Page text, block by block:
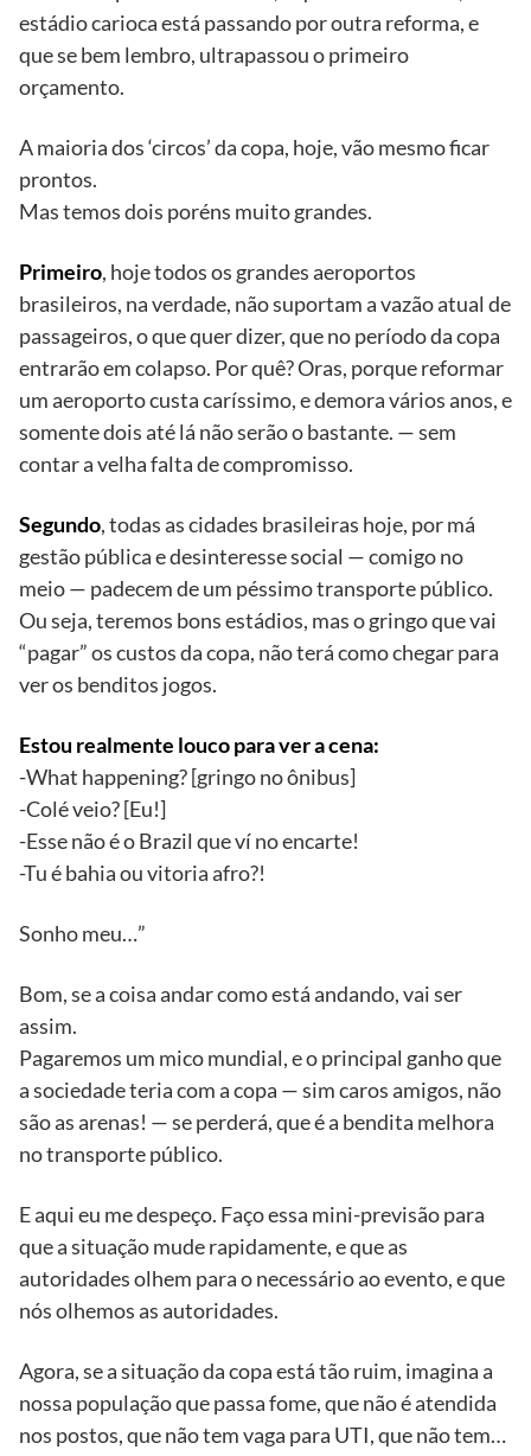
estádio carioca está passando por outra reforma, e
que se bem lembro, ultrapassou o primeiro
orçamento.
A maioria dos ‘circos’ da copa, hoje, vão mesmo ficar
prontos.
Mas temos dois poréns muito grandes.
Primeiro, hoje todos os grandes aeroportos
brasileiros, na verdade, não suportam a vazão atual de
passageiros, o que quer dizer, que no período da copa
entrarão em colapso. Por quê? Oras, porque reformar
um aeroporto custa caríssimo, e demora vários anos, e
somente dois até lá não serão o bastante. — sem
contar a velha falta de compromisso.
Segundo, todas as cidades brasileiras hoje, por má
gestão pública e desinteresse social — comigo no
meio — padecem de um péssimo transporte público.
Ou seja, teremos bons estádios, mas o gringo que vai
“pagar” os custos da copa, não terá como chegar para
ver os benditos jogos.
Estou realmente louco para ver a cena:
-What happening? [gringo no ônibus]
-Colé veio? [Eu!]
-Esse não é o Brazil que ví no encarte!
-Tu é bahia ou vitoria afro?!
Sonho meu…”
Bom, se a coisa andar como está andando, vai ser
assim.
Pagaremos um mico mundial, e o principal ganho que
a sociedade teria com a copa — sim caros amigos, não
são as arenas! — se perderá, que é a bendita melhora
no transporte público.
E aqui eu me despeço. Faço essa mini-previsão para
que a situação mude rapidamente, e que as
autoridades olhem para o necessário ao evento, e que
nós olhemos as autoridades.
Agora, se a situação da copa está tão ruim, imagina a
nossa população que passa fome, que não é atendida
nos postos, que não tem vaga para UTI, que não tem…